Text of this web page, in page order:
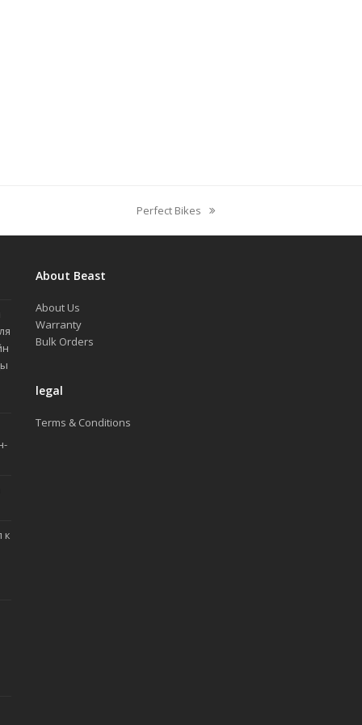
next
post:
Perfect Bikes
к
About Beast
About Us
Warranty
Bulk Orders
legal
Terms & Conditions